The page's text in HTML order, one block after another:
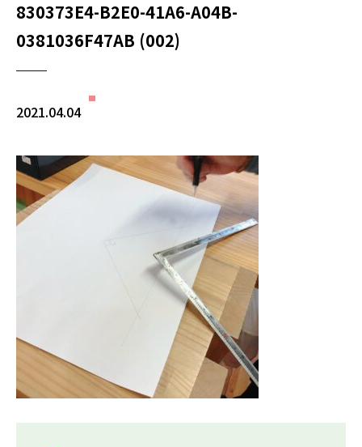
830373E4-B2E0-41A6-A04B-
0381036F47AB (002)
2021.04.04